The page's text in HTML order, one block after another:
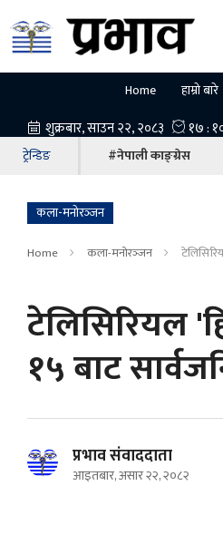
Home हाम्रो बारे
ट्रेन्डिङ #नेपाली काङ्ग्रेस
कला-मनोरञ्‍जन
Home कला-मनोरञ्‍जन
टेलिसिरियल
१५ बाट
प्रभाव संवाददाता
आइतबार, असार २२, २०८२